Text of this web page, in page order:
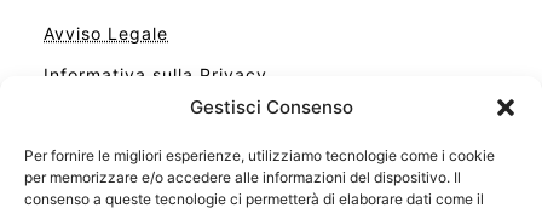
Gestisci Consenso
Per fornire le migliori esperienze, utilizziamo tecnologie come i cookie
per memorizzare e/o accedere alle informazioni del dispositivo. Il
consenso a queste tecnologie ci permetterà di elaborare dati come il
Avviso Legale
Informativa sulla Privacy
Contatto
Cookie Policy (UE)